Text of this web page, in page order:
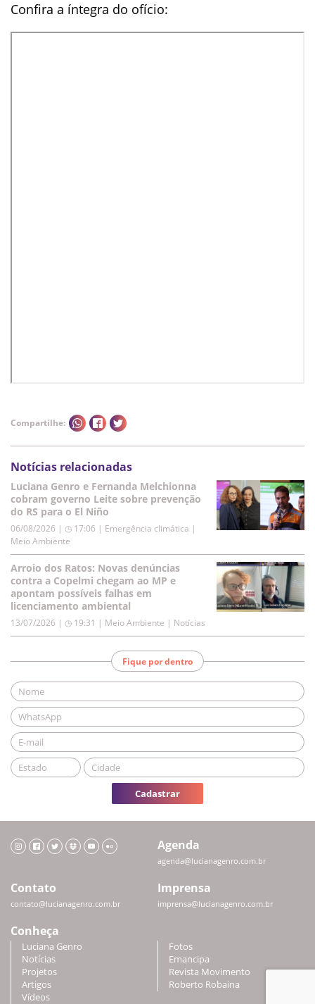
Confira a íntegra do ofício:
Compartilhe:
Notícias relacionadas
Luciana Genro e Fernanda Melchionna
cobram governo Leite sobre prevenção
do RS para o El Niño
06/08/2026 | ◷ 17:06 | Emergência climática |
Meio Ambiente
Arroio dos Ratos: Novas denúncias
contra a Copelmi chegam ao MP e
apontam possíveis falhas em
licenciamento ambiental
13/07/2026 | ◷ 19:31 | Meio Ambiente | Notícias
Fique por dentro
Cadastrar
Agenda
agenda@lucianagenro.com.br
Contato
contato@lucianagenro.com.br
Imprensa
imprensa@lucianagenro.com.br
Conheça
Luciana Genro
Notícias
Projetos
Artigos
Vídeos
Fotos
Emancipa
Revista Movimento
Roberto Robaina